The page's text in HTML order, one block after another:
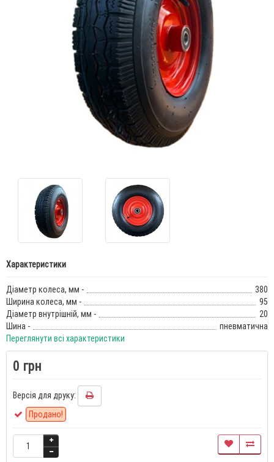
Характеристики
Діаметр колеса, мм -
380
Ширина колеса, мм -
95
Діаметр внутрішній, мм -
20
Шина -
пневматична
Переглянути всі характеристики
0 грн
Версія для друку:
Продано!